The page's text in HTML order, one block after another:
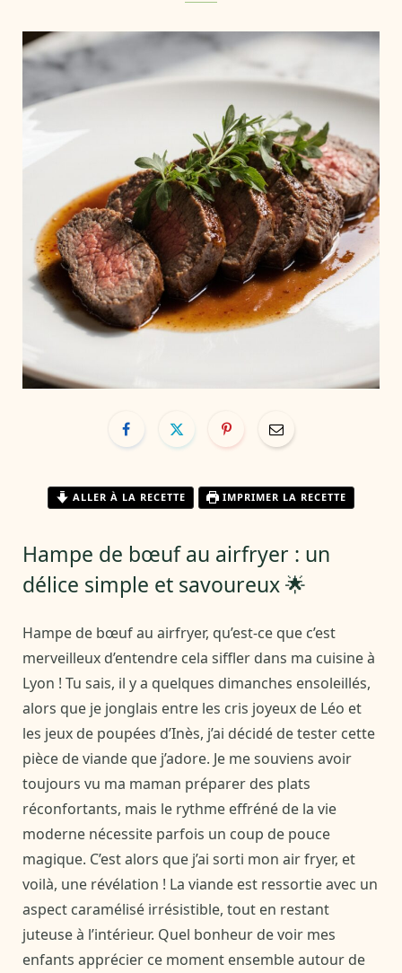
ALLER À LA RECETTE IMPRIMER LA RECETTE
Hampe de bœuf au airfryer : un
délice simple et savoureux 🌟
Hampe de bœuf au airfryer, qu’est-ce que c’est
merveilleux d’entendre cela siffler dans ma cuisine à
Lyon ! Tu sais, il y a quelques dimanches ensoleillés,
alors que je jonglais entre les cris joyeux de Léo et
les jeux de poupées d’Inès, j’ai décidé de tester cette
pièce de viande que j’adore. Je me souviens avoir
toujours vu ma maman préparer des plats
réconfortants, mais le rythme effréné de la vie
moderne nécessite parfois un coup de pouce
magique. C’est alors que j’ai sorti mon air fryer, et
voilà, une révélation ! La viande est ressortie avec un
aspect caramélisé irrésistible, tout en restant
juteuse à l’intérieur. Quel bonheur de voir mes
enfants apprécier ce moment ensemble autour de